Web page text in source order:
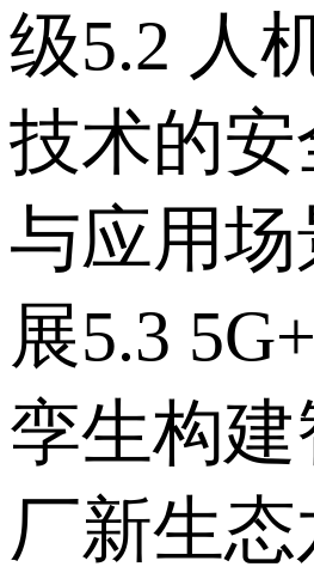
级 5.2 人
技术的安
与应用场
展 5.3
孪生构
厂新生态